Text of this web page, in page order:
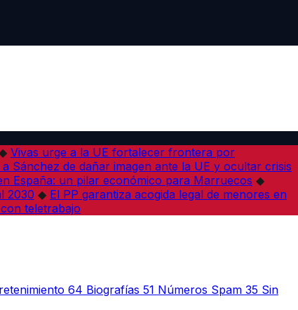
Vivas urge a la UE fortalecer frontera por
a Sánchez de dañar imagen ante la UE y ocultar crisis
España: un pilar económico para Marruecos ◆
2030 ◆ El PP garantiza acogida legal de menores en
teletrabajo
64 Biografías 51 Números Spam 35 Sin